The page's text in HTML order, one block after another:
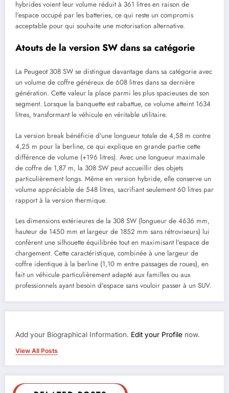
hybrides voient leur volume réduit à 361 litres en raison de
l'espace occupé par les batteries, ce qui reste un compromis
acceptable pour qui souhaite une motorisation alternative.
Atouts de la version SW dans sa catégorie
La Peugeot 308 SW se distingue davantage dans sa catégorie avec
un volume de coffre généreux de 608 litres dans sa dernière
génération. Cette valeur la place parmi les plus spacieuses de son
segment. Lorsque la banquette est rabattue, ce volume atteint 1634
litres, transformant le véhicule en véritable utilitaire.
La version break bénéficie d'une longueur totale de 4,58 m contre
4,25 m pour la berline, ce qui explique en grande partie cette
différence de volume (+196 litres). Avec une longueur maximale
de coffre de 1,87 m, la 308 SW peut accueillir des objets
particulièrement longs. Même en version hybride, elle conserve un
volume appréciable de 548 litres, sacrifiant seulement 60 litres par
rapport à la version thermique.
Les dimensions extérieures de la 308 SW (longueur de 4636 mm,
hauteur de 1450 mm et largeur de 1852 mm sans rétroviseurs) lui
confèrent une silhouette équilibrée tout en maximisant l'espace de
chargement. Cette caractéristique, combinée à une largeur de
coffre identique à la berline (1,10 m entre passages de roues), en
fait un véhicule particulièrement adapté aux familles ou aux
professionnels ayant besoin d'espace sans vouloir passer à un SUV.
Add your Biographical Information. Edit your Profile now.
View All Posts